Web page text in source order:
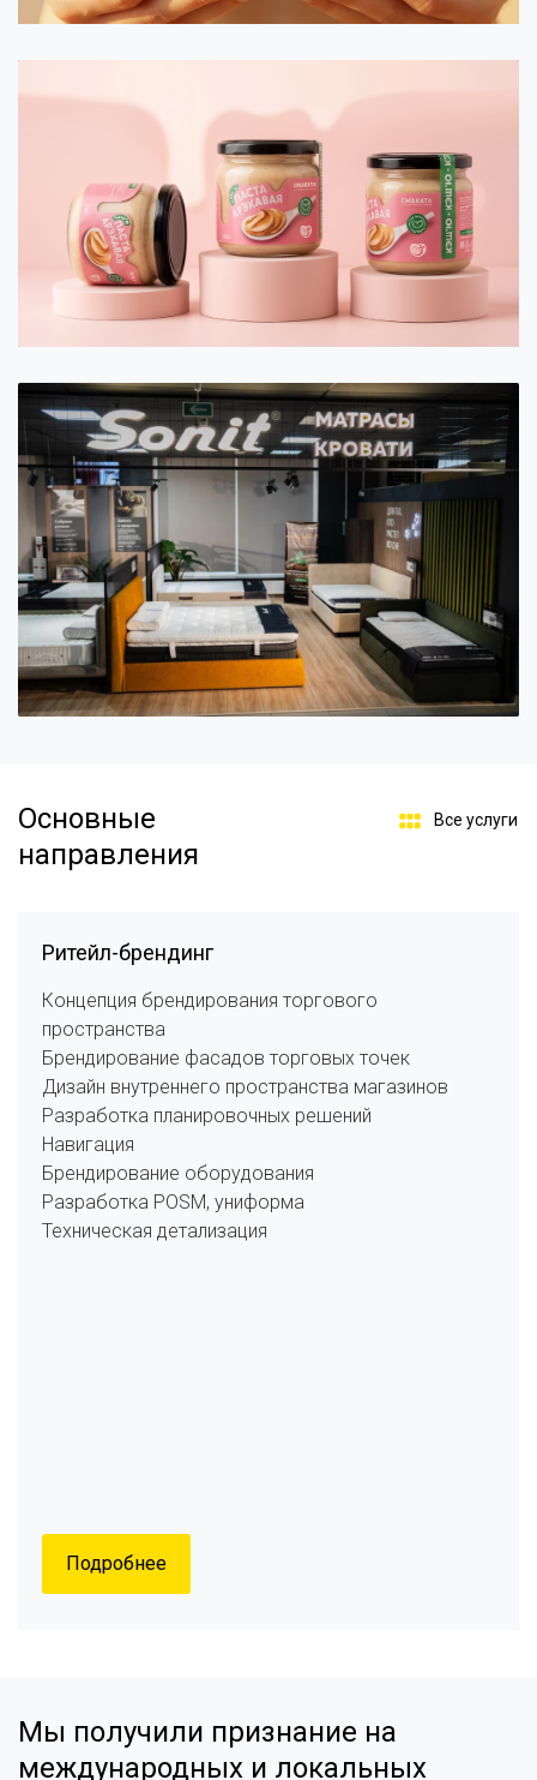
Основные
направления
Все услуги
Ритейл-брендинг
Концепция брендирования торгового
пространства
Брендирование фасадов торговых точек
Дизайн внутреннего пространства магазинов
Разработка планировочных решений
Навигация
Брендирование оборудования
Разработка POSM, униформа
Техническая детализация
Подробнее
Мы получили признание на
международных и локальных